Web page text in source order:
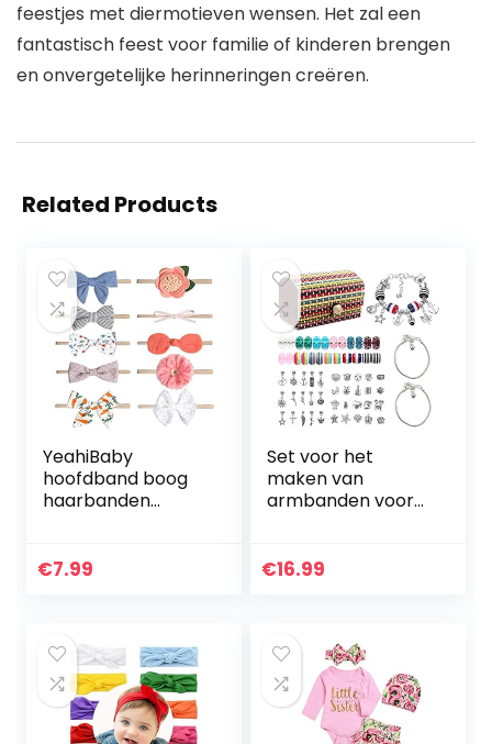
feestjes met diermotieven wensen. Het zal een
fantastisch feest voor familie of kinderen brengen
en onvergetelijke herinneringen creëren.
Related Products
YeahiBaby
hoofdband boog
haarbanden
stretchy haarband
€7.99
Set voor het
maken van
armbanden voor
parels voor
€16.99